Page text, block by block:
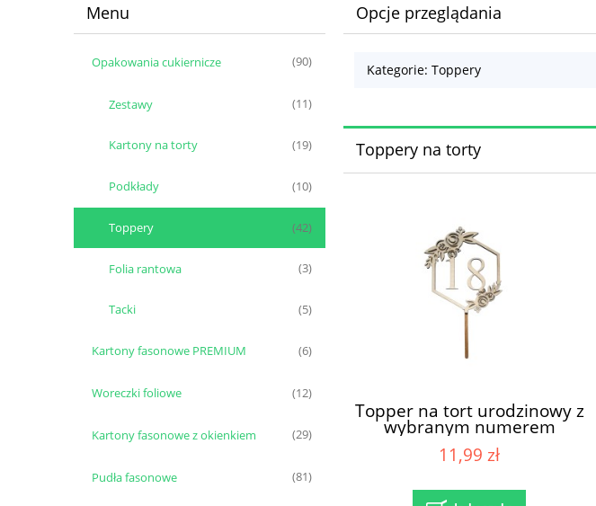
Menu
Opakowania cukiernicze (90)
Zestawy (11)
Kartony na torty (19)
Podkłady (10)
Toppery (42)
Folia rantowa (3)
Tacki (5)
Kartony fasonowe PREMIUM (6)
Woreczki foliowe (12)
Kartony fasonowe z okienkiem (29)
Pudła fasonowe (81)
Opcje przeglądania
Kategorie: Toppery
Toppery na torty
Topper na tort urodzinowy z
wybranym numerem
11,99 zł